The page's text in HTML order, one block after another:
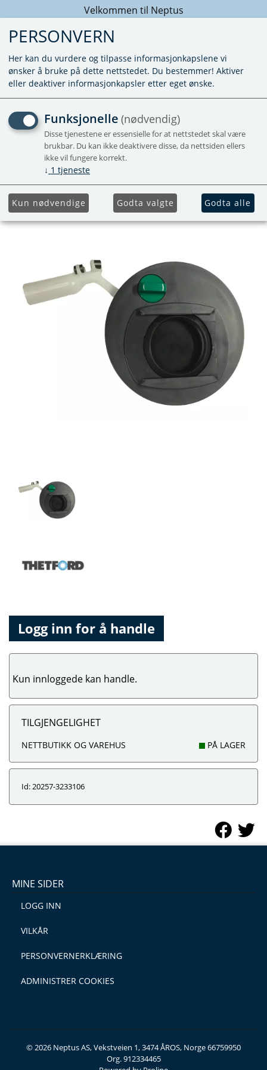
Velkommen til Neptus
STENGE MEKANISME FOR
SEPTIKTANK
THETFORD SC400/500
For C400/C500 Høyre
Logg inn for å handle
Kun innloggede kan handle.
TILGJENGELIGHET
NETTBUTIKK OG VAREHUS PÅ LAGER
Id: 20257-3233106
MINE SIDER
LOGG INN
VILKÅR
PERSONVERNERKLÆRING
ADMINISTRER COOKIES
© 2026 Neptus AS, Vekstveien 1, 3474 ÅROS, Norge 66759950
Org. 912334465
PERSONVERN
Her kan du vurdere og tilpasse informasjonkapslene vi
ønsker å bruke på dette nettstedet. Du bestemmer! Aktiver
eller deaktiver informasjonkapsler etter eget ønske.
Funksjonelle (nødvendig)
Disse tjenestene er essensielle for at nettstedet skal være
brukbar. Du kan ikke deaktivere disse, da nettsiden ellers
ikke vil fungere korrekt.
↓ 1 tjeneste
Kun nødvendige Godta valgte Godta alle